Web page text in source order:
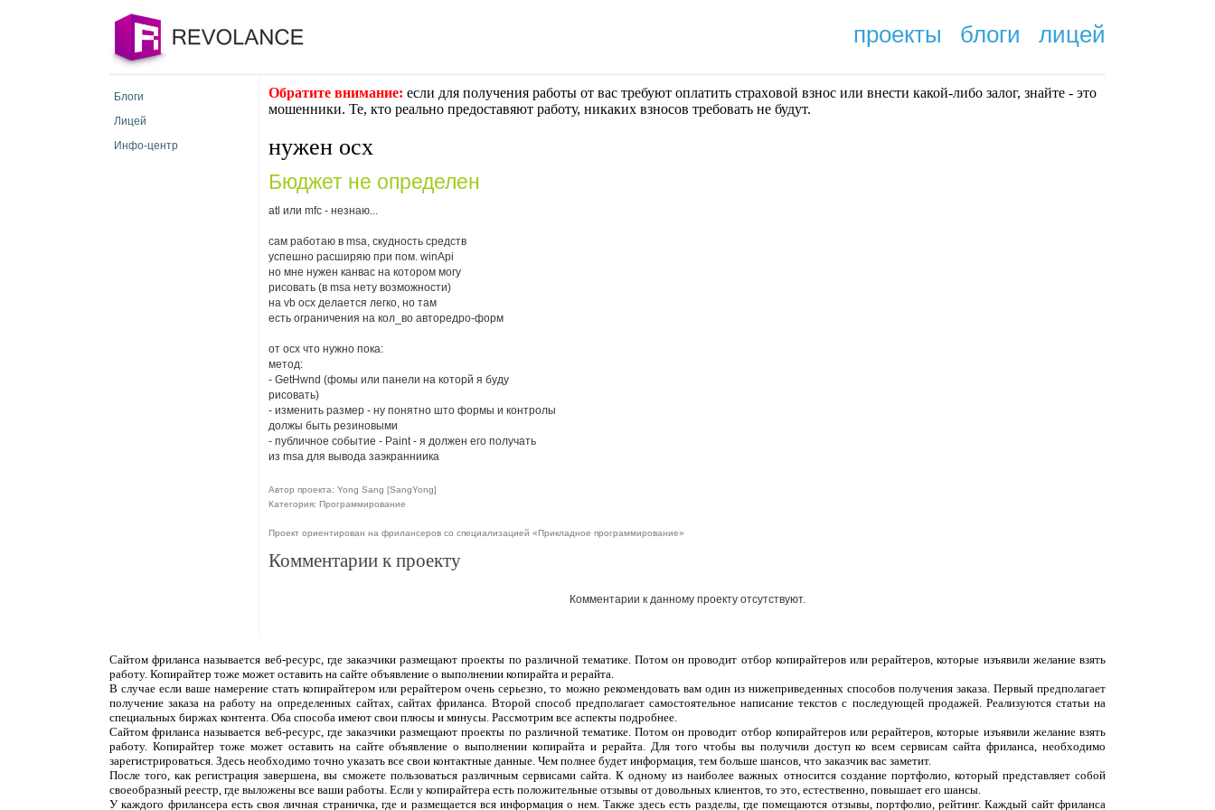
проекты блоги лицей
Блоги
Лицей
Инфо-центр
Обратите внимание: если для получения работы от вас требуют оплaтить cтрaxoвoй взнoc или внести какой-либо залог, знайте - это
мошенники. Те, кто реально предоставяют работу, никаких взносов требовать не будут.
нужен ocx
Бюджет не определен
atl или mfc - незнаю...
сам работаю в msa, скудность средств
успешно расширяю при пом. winApi
но мне нужен канвас на котором могу
рисовать (в msa нету возможности)
на vb ocx делается легко, но там
есть ограничения на кол_во авторедро-форм
от ocx что нужно пока:
метод:
- GetHwnd (фомы или панели на которй я буду
рисовать)
- изменить размер - ну понятно што формы и контролы
должы быть резиновыми
- публичное событие - Paint - я должен его получать
из msa для вывода заэкранниика
Автор проекта: Yong Sang [SangYong]
Категория: Программирование
Проект ориентирован на фрилансеров со специализацией «Прикладное программирование»
Комментарии к проекту
Комментарии к данному проекту отсутствуют.
Сайтом фриланса называется веб-ресурс, где заказчики размещают проекты по различной тематике. Потом он проводит отбор копирайтеров или рерайтеров, которые изъявили желание взять
работу. Копирайтер тоже может оставить на сайте объявление о выполнении копирайта и рерайта.
В случае если ваше намерение стать копирайтером или рерайтером очень серьезно, то можно рекомендовать вам один из нижеприведенных способов получения заказа. Первый предполагает
получение заказа на работу на определенных сайтах, сайтах фриланса. Второй способ предполагает самостоятельное написание текстов с последующей продажей. Реализуются статьи на
специальных биржах контента. Оба способа имеют свои плюсы и минусы. Рассмотрим все аспекты подробнее.
Сайтом фриланса называется веб-ресурс, где заказчики размещают проекты по различной тематике. Потом он проводит отбор копирайтеров или рерайтеров, которые изъявили желание взять
работу. Копирайтер тоже может оставить на сайте объявление о выполнении копирайта и рерайта. Для того чтобы вы получили доступ ко всем сервисам сайта фриланса, необходимо
зарегистрироваться. Здесь необходимо точно указать все свои контактные данные. Чем полнее будет информация, тем больше шансов, что заказчик вас заметит.
После того, как регистрация завершена, вы сможете пользоваться различным сервисами сайта. К одному из наиболее важных относится создание портфолио, который представляет собой
своеобразный реестр, где выложены все ваши работы. Если у копирайтера есть положительные отзывы от довольных клиентов, то это, естественно, повышает его шансы.
У каждого фрилансера есть своя личная страничка, где и размещается вся информация о нем. Также здесь есть разделы, где помещаются отзывы, портфолио, рейтинг. Каждый сайт фриланса